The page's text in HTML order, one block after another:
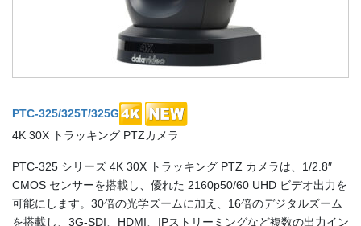
PTC-325/325T/325G
4K 30X トラッキング PTZカメラ
PTC-325 シリーズ 4K 30X トラッキング PTZ カメラは、1/2.8″
CMOS センサーを搭載し、優れた 2160p50/60 UHD ビデオ出力を
可能にします。30倍の光学ズームに加え、16倍のデジタルズーム
を搭載し、3G-SDI、HDMI、IPストリーミングなど複数の出力イン